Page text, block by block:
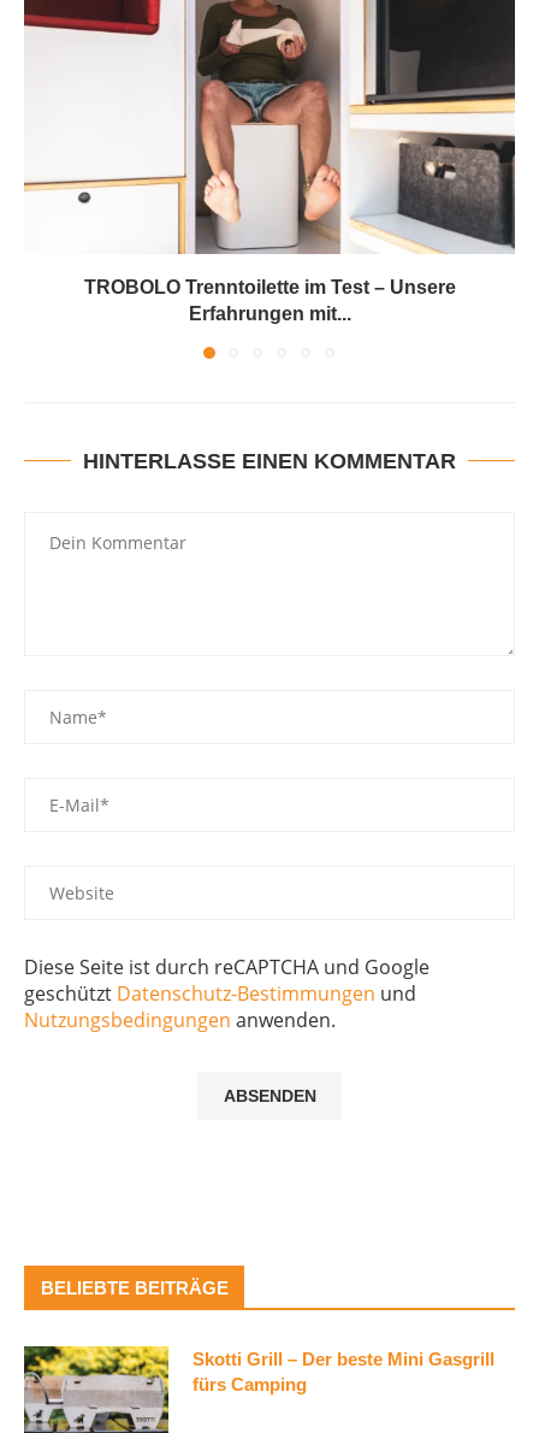
TROBOLO Trenntoilette im Test – Unsere
Erfahrungen mit...
HINTERLASSE EINEN KOMMENTAR
Diese Seite ist durch reCAPTCHA und Google
geschützt Datenschutz-Bestimmungen und
Nutzungsbedingungen anwenden.
BELIEBTE BEITRÄGE
Skotti Grill – Der beste Mini Gasgrill
fürs Camping